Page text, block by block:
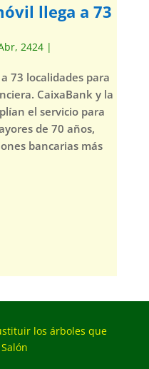
llega a 73
2424|
73 localidades para
CaixaBank y la
el servicio para
de 70 años,
bancarias más
los árboles que